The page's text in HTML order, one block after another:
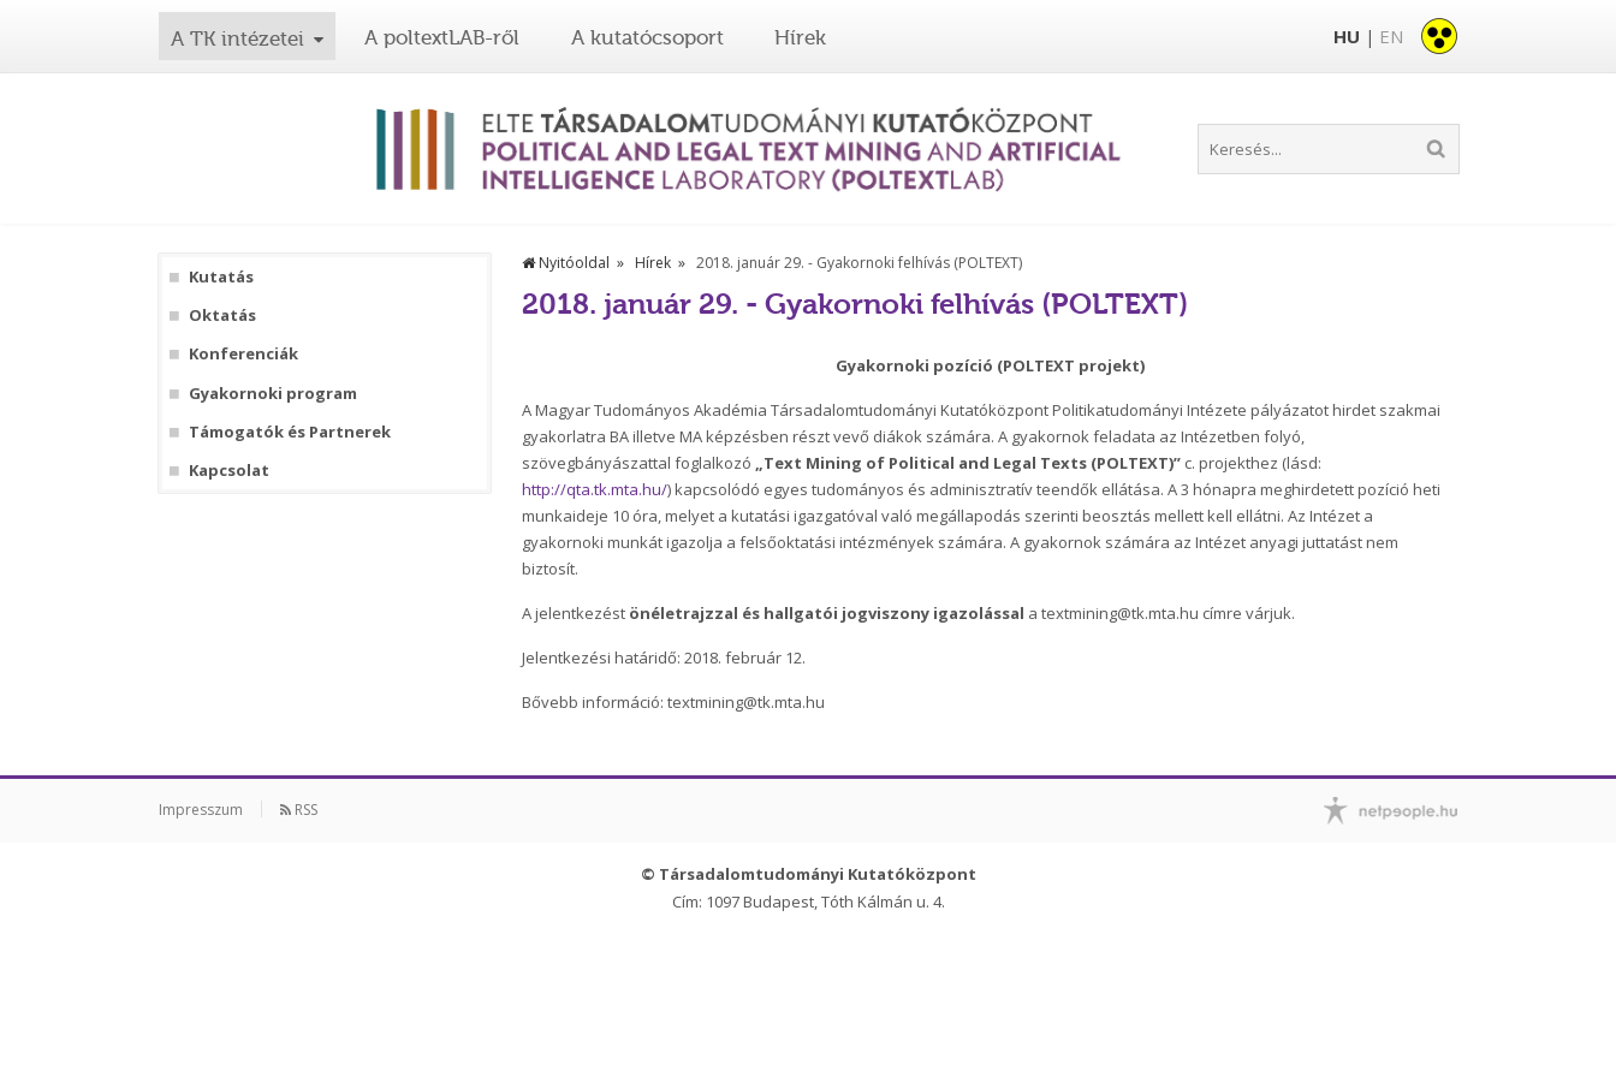
A TK intézetei A poltextLAB-ről A kutatócsoport Hírek HU | EN
Kutatás
Oktatás
Konferenciák
Gyakornoki program
Támogatók és Partnerek
Kapcsolat
Nyitóoldal Hírek 2018. január 29. - Gyakornoki felhívás (POLTEXT)
2018. január 29. - Gyakornoki felhívás (POLTEXT)
Gyakornoki pozíció (POLTEXT projekt)
A Magyar Tudományos Akadémia Társadalomtudományi Kutatóközpont Politikatudományi Intézete pályázatot hirdet szakmai
gyakorlatra BA illetve MA képzésben részt vevő diákok számára. A gyakornok feladata az Intézetben folyó,
szövegbányászattal foglalkozó „Text Mining of Political and Legal Texts (POLTEXT)” c. projekthez (lásd:
http://qta.tk.mta.hu/) kapcsolódó egyes tudományos és adminisztratív teendők ellátása. A 3 hónapra meghirdetett pozíció heti
munkaideje 10 óra, melyet a kutatási igazgatóval való megállapodás szerinti beosztás mellett kell ellátni. Az Intézet a
gyakornoki munkát igazolja a felsőoktatási intézmények számára. A gyakornok számára az Intézet anyagi juttatást nem
biztosít.
A jelentkezést önéletrajzzal és hallgatói jogviszony igazolással a textmining@tk.mta.hu címre várjuk.
Jelentkezési határidő: 2018. február 12.
Bővebb információ: textmining@tk.mta.hu
Impresszum RSS
© Társadalomtudományi Kutatóközpont
Cím: 1097 Budapest, Tóth Kálmán u. 4.